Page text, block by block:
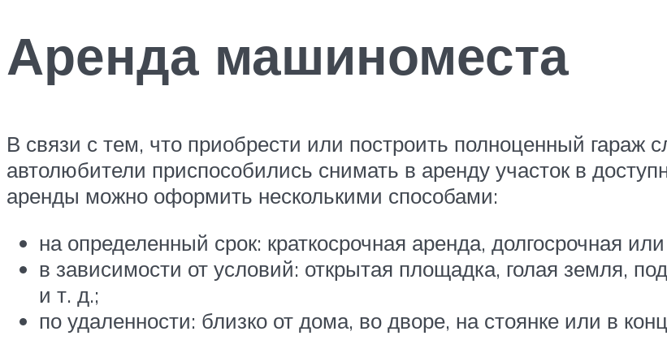
Аренда машиноместа
В связи с тем, что приобрести или построить полноценный гараж
автолюбители приспособились снимать в аренду участок в
аренды можно оформить несколькими способами:
на определенный срок: краткосрочная аренда, долгосрочная
в зависимости от условий: открытая площадка, голая земля,
и т. д.;
по удаленности: близко от дома, во дворе, на стоянке или в